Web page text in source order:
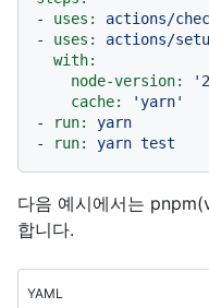
-
uses:
actions/
-
uses:
actions/
with:
node-version:
cache:
'yarn'
-
run:
yarn
-
run: yarn test
다음 예시에서는
합니다.
YAML